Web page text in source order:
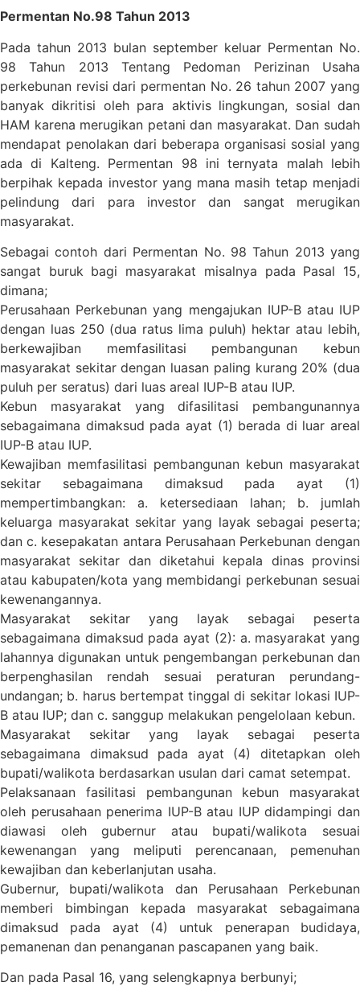
Permentan No.98 Tahun 2013
Pada tahun 2013 bulan september keluar Permentan No.
98 Tahun 2013 Tentang Pedoman Perizinan Usaha
perkebunan revisi dari permentan No. 26 tahun 2007 yang
banyak dikritisi oleh para aktivis lingkungan, sosial dan
HAM karena merugikan petani dan masyarakat. Dan sudah
mendapat penolakan dari beberapa organisasi sosial yang
ada di Kalteng. Permentan 98 ini ternyata malah lebih
berpihak kepada investor yang mana masih tetap menjadi
pelindung dari para investor dan sangat merugikan
masyarakat.
Sebagai contoh dari Permentan No. 98 Tahun 2013 yang
sangat buruk bagi masyarakat misalnya pada Pasal 15,
dimana;
Perusahaan Perkebunan yang mengajukan IUP-B atau IUP
dengan luas 250 (dua ratus lima puluh) hektar atau lebih,
berkewajiban memfasilitasi pembangunan kebun
masyarakat sekitar dengan luasan paling kurang 20% (dua
puluh per seratus) dari luas areal IUP-B atau IUP.
Kebun masyarakat yang difasilitasi pembangunannya
sebagaimana dimaksud pada ayat (1) berada di luar areal
IUP-B atau IUP.
Kewajiban memfasilitasi pembangunan kebun masyarakat
sekitar sebagaimana dimaksud pada ayat (1)
mempertimbangkan: a. ketersediaan lahan; b. jumlah
keluarga masyarakat sekitar yang layak sebagai peserta;
dan c. kesepakatan antara Perusahaan Perkebunan dengan
masyarakat sekitar dan diketahui kepala dinas provinsi
atau kabupaten/kota yang membidangi perkebunan sesuai
kewenangannya.
Masyarakat sekitar yang layak sebagai peserta
sebagaimana dimaksud pada ayat (2): a. masyarakat yang
lahannya digunakan untuk pengembangan perkebunan dan
berpenghasilan rendah sesuai peraturan perundang-
undangan; b. harus bertempat tinggal di sekitar lokasi IUP-
B atau IUP; dan c. sanggup melakukan pengelolaan kebun.
Masyarakat sekitar yang layak sebagai peserta
sebagaimana dimaksud pada ayat (4) ditetapkan oleh
bupati/walikota berdasarkan usulan dari camat setempat.
Pelaksanaan fasilitasi pembangunan kebun masyarakat
oleh perusahaan penerima IUP-B atau IUP didampingi dan
diawasi oleh gubernur atau bupati/walikota sesuai
kewenangan yang meliputi perencanaan, pemenuhan
kewajiban dan keberlanjutan usaha.
Gubernur, bupati/walikota dan Perusahaan Perkebunan
memberi bimbingan kepada masyarakat sebagaimana
dimaksud pada ayat (4) untuk penerapan budidaya,
pemanenan dan penanganan pascapanen yang baik.
Dan pada Pasal 16, yang selengkapnya berbunyi;